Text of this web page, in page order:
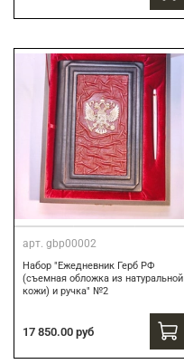
арт. gbp00002
Набор "Ежедневник Герб РФ
(съемная обложка из натуральной
кожи) и ручка" №2
17 850.00 руб